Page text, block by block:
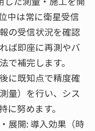
中は常に衛星受信
の受信状況を確認
ば即座に再測やバ
で補完します。
に既知点で精度確
量）を行い、シス
に努めます。
展開: 導入効果（時